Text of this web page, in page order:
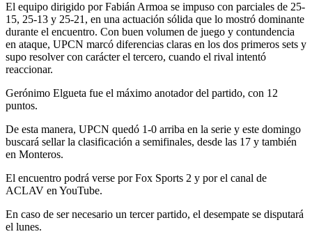
El equipo dirigido por Fabián Armoa se impuso con parciales de 25-
15, 25-13 y 25-21, en una actuación sólida que lo mostró dominante
durante el encuentro. Con buen volumen de juego y contundencia
en ataque, UPCN marcó diferencias claras en los dos primeros sets y
supo resolver con carácter el tercero, cuando el rival intentó
reaccionar.
Gerónimo Elgueta fue el máximo anotador del partido, con 12
puntos.
De esta manera, UPCN quedó 1-0 arriba en la serie y este domingo
buscará sellar la clasificación a semifinales, desde las 17 y también
en Monteros.
El encuentro podrá verse por Fox Sports 2 y por el canal de
ACLAV en YouTube.
En caso de ser necesario un tercer partido, el desempate se disputará
el lunes.